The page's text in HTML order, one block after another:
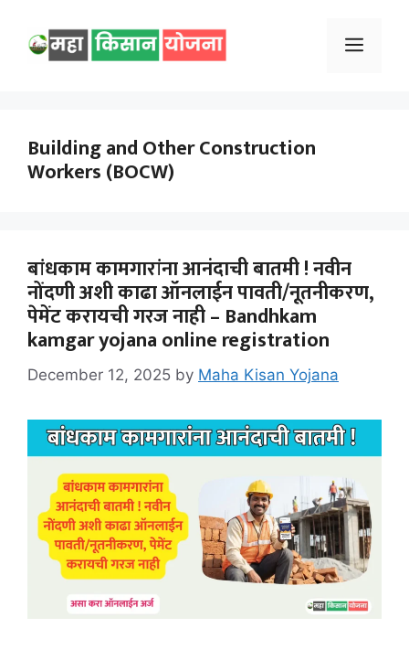
content
Menu
Building and Other Construction
Workers (BOCW)
बांधकाम कामगारांना आनंदाची बातमी ! नवीन
नोंदणी अशी काढा ऑनलाईन पावती/नूतनीकरण,
पेमेंट करायची गरज नाही – Bandhkam
kamgar yojana online registration
December 12, 2025 by Maha Kisan Yojana